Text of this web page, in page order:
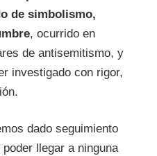
de simbolismo,
, ocurrido en
de antisemitismo, y
investigado con rigor,
dado seguimiento
llegar a ninguna